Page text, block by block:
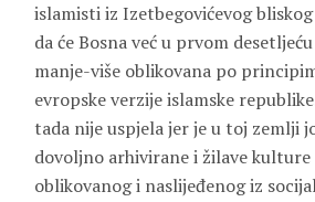
islamisti iz Izetbegovićevog
da će Bosna već u prvom
manje-više oblikovana po
evropske verzije islamske
tada nije uspjela jer je u toj zemlji
dovoljno arhivirane i žilave
oblikovanog i naslijeđenog iz